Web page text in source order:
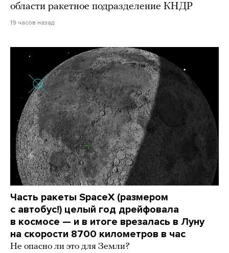
области ракетное подразделение КНДР
19 часов назад
Часть ракеты SpaceX (размером
с автобус!) целый год дрейфовала
в космосе — и в итоге врезалась в Луну
на скорости 8700 километров в час
Не опасно ли это для Земли?